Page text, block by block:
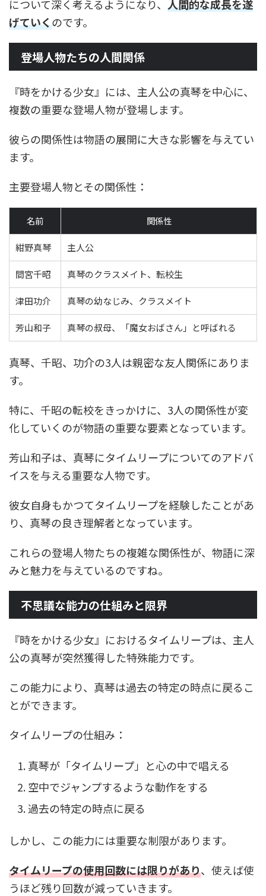
について深く考えるようになり、 人間的な成長を遂
げていくのです。
登場人物たちの人間関係
『時をかける少女』には、主人公の真琴を中心に、
複数の重要な登場人物が登場します。
彼らの関係性は物語の展開に大きな影響を与えてい
ます。
主要登場人物とその関係性：
名前 関係性
紺野真琴 主人公
間宮千昭 真琴のクラスメイト、転校生
津田功介 真琴の幼なじみ、クラスメイト
芳山和子 真琴の叔母、「魔女おばさん」と呼ばれる
真琴、千昭、功介の3人は親密な友人関係にありま
す。
特に、千昭の転校をきっかけに、3人の関係性が変
化していくのが物語の重要な要素となっています。
芳山和子は、真琴にタイムリープについてのアドバ
イスを与える重要な人物です。
彼女自身もかつてタイムリープを経験したことがあ
り、真琴の良き理解者となっています。
これらの登場人物たちの複雑な関係性が、物語に深
みと魅力を与えているのですね。
不思議な能力の仕組みと限界
『時をかける少女』におけるタイムリープは、主人
公の真琴が突然獲得した特殊能力です。
この能力により、真琴は過去の特定の時点に戻るこ
とができます。
タイムリープの仕組み：
真琴が「タイムリープ」と心の中で唱える
空中でジャンプするような動作をする
過去の特定の時点に戻る
しかし、この能力には重要な制限があります。
タイムリープの使用回数には限りがあり、使えば使
うほど残り回数が減っていきます。